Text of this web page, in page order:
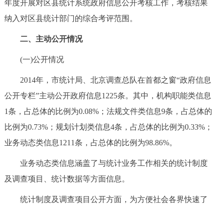
年度开展对区县统计系统政府信息公开考核工作，考核结果
纳入对区县统计部门的综合考评范围。
二、主动公开情况
(一)公开情况
2014年，市统计局、北京调查总队在首都之窗“政府信息
公开专栏”主动公开政府信息1225条。其中，机构职能类信息
1条，占总体的比例为0.08%；法规文件类信息9条，占总体的
比例为0.73%；规划计划类信息4条，占总体的比例为0.33%；
业务动态类信息1211条，占总体的比例为98.86%。
业务动态类信息涵盖了与统计业务工作相关的统计制度
及调查项目、统计数据等方面信息。
统计制度及调查项目公开方面，为方便社会各界快速了